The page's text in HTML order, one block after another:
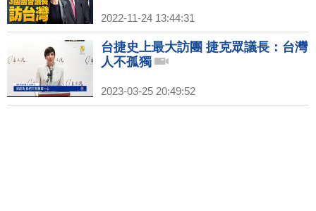
2022-11-24 13:44:31
台捷史上最大訪團 捷克眾議長：台灣
人不孤獨
2023-03-25 20:49:52